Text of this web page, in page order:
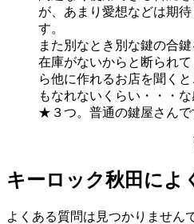
が、あまり愛想などは期
す。
また別なとき別な鍵の合鍵
在庫がないからと断られ
ら他に作れるお店を聞く
もなれないくらい・・・な
★３つ。普通の鍵屋さんで
キーロック秋田によ
よくある質問は見つかりません